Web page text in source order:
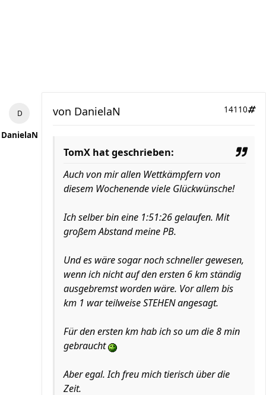
DanielaN
14110
von DanielaN
TomX hat geschrieben:
Auch von mir allen Wettkämpfern von
diesem Wochenende viele Glückwünsche!
Ich selber bin eine 1:51:26 gelaufen. Mit
großem Abstand meine PB.
Und es wäre sogar noch schneller gewesen,
wenn ich nicht auf den ersten 6 km ständig
ausgebremst worden wäre. Vor allem bis
km 1 war teilweise STEHEN angesagt.
Für den ersten km hab ich so um die 8 min
gebraucht
Aber egal. Ich freu mich tierisch über die
Zeit.